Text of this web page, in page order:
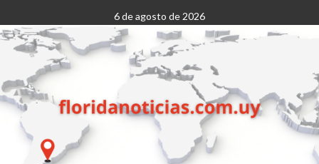
al
contenido
6 de agosto de 2026